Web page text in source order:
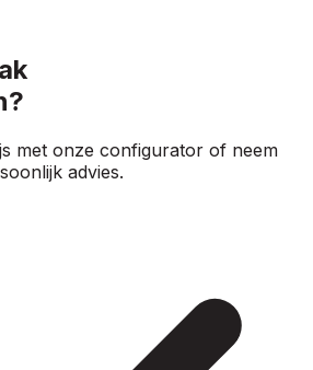
met onze configurator of neem
advies.